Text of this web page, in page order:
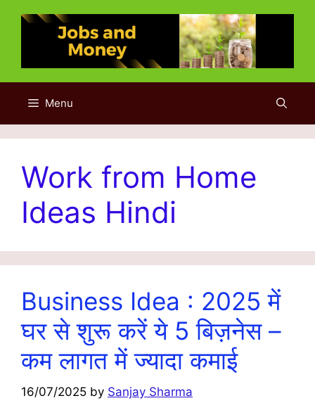
Menu
Work from Home
Ideas Hindi
Business Idea : 2025 में
घर से शुरू करें ये 5 बिज़नेस –
कम लागत में ज्यादा कमाई
16/07/2025 by Sanjay Sharma